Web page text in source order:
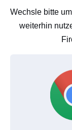
Wechsle bitte
weiterhin